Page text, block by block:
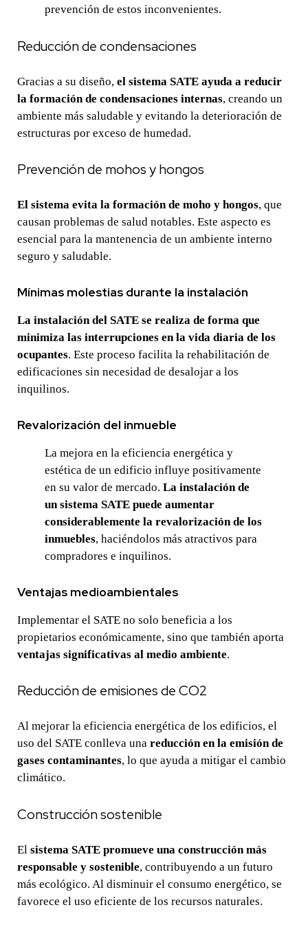
prevención de estos inconvenientes.
Reducción de condensaciones
Gracias a su diseño,el sistema SATE ayuda a reducir
la formación de condensaciones internas, creando un
ambiente más saludable y evitando la deterioración de
estructuras por exceso de humedad.
Prevención de mohos y hongos
El sistema evita la formación de moho y hongos, que
causan problemas de salud notables. Este aspecto es
esencial para la mantenencia de un ambiente interno
seguro y saludable.
Mínimas molestias durante la instalación
La instalación del SATE se realiza de forma que
minimiza las interrupciones en la vida diaria de los
ocupantes. Este proceso facilita la rehabilitación de
edificaciones sin necesidad de desalojar a los
inquilinos.
Revalorización del inmueble
La mejora en la eficiencia energética y
estética de un edificio influye positivamente
en su valor de mercado.La instalación de
un sistema SATE puede aumentar
considerablemente la revalorización de los
inmuebles, haciéndolos más atractivos para
compradores e inquilinos.
Ventajas medioambientales
Implementar el SATE no solo beneficia a los
propietarios económicamente, sino que también aporta
ventajas significativas al medio ambiente.
Reducción de emisiones de CO2
Al mejorar la eficiencia energética de los edificios, el
uso del SATE conlleva unareducción en la emisión de
gases contaminantes, lo que ayuda a mitigar el cambio
climático.
Construcción sostenible
Elsistema SATE promueve una construcción más
responsable y sostenible, contribuyendo a un futuro
más ecológico. Al disminuir el consumo energético, se
favorece el uso eficiente de los recursos naturales.